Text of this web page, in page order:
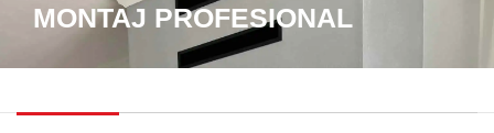
MONTAJ PROFESIONAL